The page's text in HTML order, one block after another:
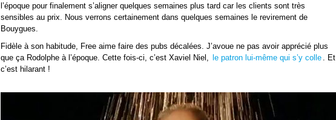
l’époque pour finalement s’aligner quelques semaines plus tard car les clients sont très
sensibles au prix. Nous verrons certainement dans quelques semaines le revirement de
Bouygues.
Fidèle à son habitude, Free aime faire des pubs décalées. J’avoue ne pas avoir apprécié plus
que ça Rodolphe à l’époque. Cette fois-ci, c’est Xaviel Niel,
le patron lui-même qui s’y colle . Et
c’est hilarant !